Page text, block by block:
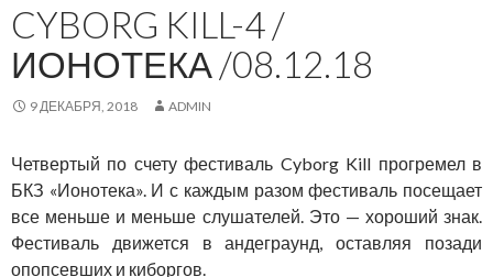
CYBORG KILL-4 /
ИОНОТЕКА /08.12.18
9 ДЕКАБРЯ, 2018 ADMIN
Четвертый по счету фестиваль Cyborg Kill прогремел в
БКЗ «Ионотека». И с каждым разом фестиваль посещает
все меньше и меньше слушателей. Это — хороший знак.
Фестиваль движется в андеграунд, оставляя позади
опопсевших и киборгов.